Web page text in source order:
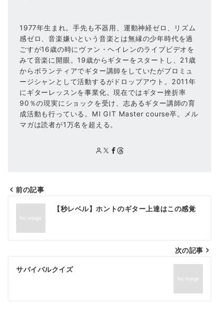
1977年生まれ。手先も不器用、運動神経ゼロ、リズム
感ゼロ、音楽嫌いという音楽とは無縁の少年時代を過
ごすが16歳の時にヴァン・ヘイレンのライブビデオを
みて音楽に開眼。19歳からギターをスタートし、21歳
からボランティアでギター講師をしていたがプロミュ
ージシャンとして活動するがドロップアウト。2011年
にギターレッスンを事業化。現在ではギター挫折率
90％の現実にショックを受け、志あるギター講師の育
成活動も行っている。MI GIT Master course卒。メル
マガは読者が1万名を超える。
投
ナ
ビ
ゲ
シ
前の記事
【秒レベル】ホントのギター上達はこの感覚
次の記事
サバイバルクイズ